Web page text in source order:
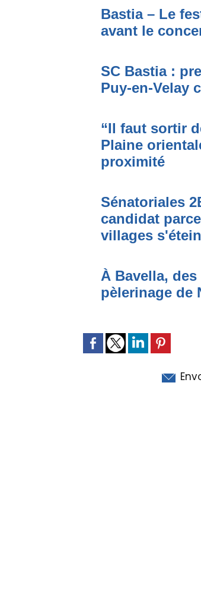
Bastia – Le
avant le
SC Bastia :
Puy-en-Velay
“Il faut sortir
Plaine
proximité
Sénatoriales
candidat
villages
À Bavella,
pèlerinage de